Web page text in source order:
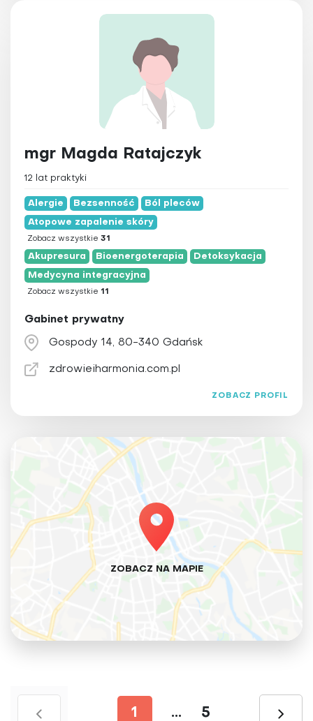
mgr Magda Ratajczyk
12 lat praktyki
Alergie Bezsenność Ból pleców
Atopowe zapalenie skóry
Zobacz wszystkie 31
Akupresura Bioenergoterapia Detoksykacja
Medycyna integracyjna
Zobacz wszystkie 11
Gabinet prywatny
Gospody 14, 80-340 Gdańsk
zdrowieiharmonia.com.pl
ZOBACZ PROFIL
ZOBACZ NA MAPIE
1 ... 5